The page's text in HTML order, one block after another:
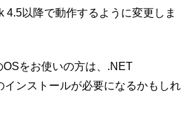
4.5以降で動作するように変更しま
をお使いの方は、.NET
インストールが必要になるかもしれ